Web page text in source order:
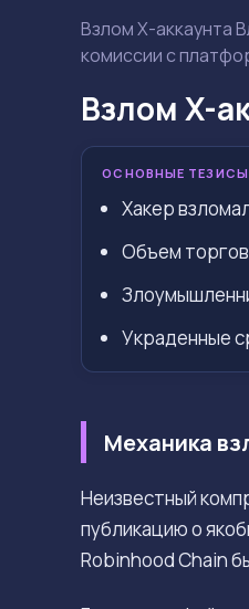
Взлом X-аккаунта
комиссии с
Взлом X-
ОСНОВНЫЕ ТЕЗИСЫ
Хакер
Объем
Украденные
Механика
Неизвестный
публикацию о
Robinhood Chain